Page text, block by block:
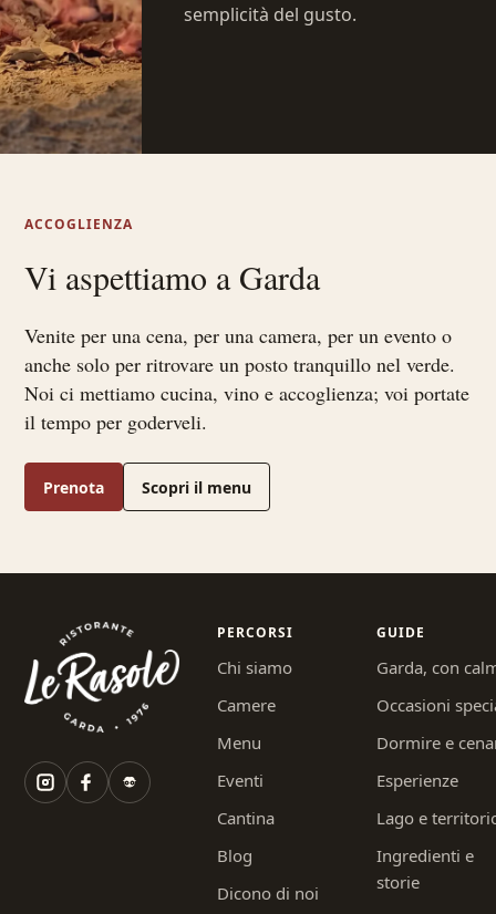
semplicità del gusto.
ACCOGLIENZA
Vi aspettiamo a Garda
Venite per una cena, per una camera, per un evento o
anche solo per ritrovare un posto tranquillo nel verde.
Noi ci mettiamo cucina, vino e accoglienza; voi portate
il tempo per goderveli.
Prenota Scopri il menu
PERCORSI
Chi siamo
Camere
Menu
Eventi
Cantina
Blog
Dicono di noi
GUIDE
Garda, con
Occasioni
Dormire e
Esperienze
Lago e
Ingredienti e
storie